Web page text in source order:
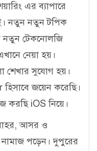
এর ব্যাপারে
নতুন নতুন টপিক
নতুন টেকনোলজি
নেয়া হয়।
শেখার সুযোগ হয়।
জয়েন করেছি।
iOS নিয়ে।
আসর ও
নামাজ পড়েন। দুপুরের